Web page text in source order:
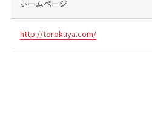
ホームページ
http://torokuya.com/